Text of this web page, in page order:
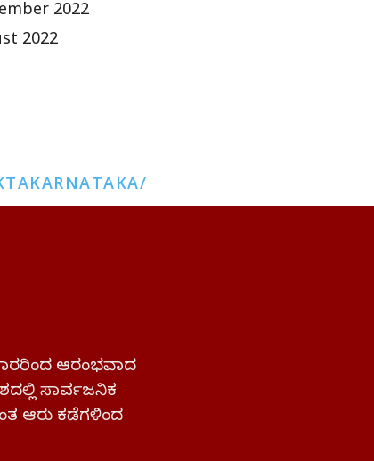
2022
2022
ಆರಂಭವಾದ
ಸಾರ್ವಜನಿಕ
ಆರು ಕಡೆಗಳಿಂದ